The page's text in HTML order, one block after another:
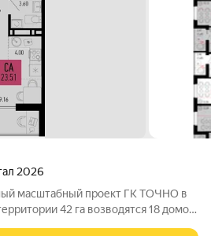
2026
42 га возводятся 18 домов